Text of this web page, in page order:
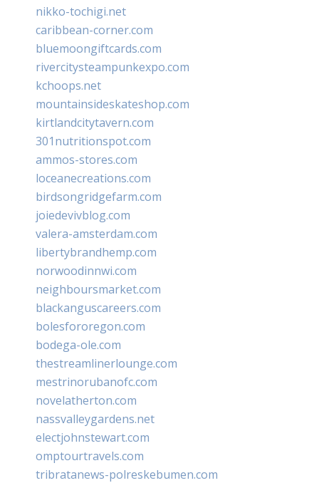
nikko-tochigi.net
caribbean-corner.com
bluemoongiftcards.com
rivercitysteampunkexpo.com
kchoops.net
mountainsideskateshop.com
kirtlandcitytavern.com
301nutritionspot.com
ammos-stores.com
loceanecreations.com
birdsongridgefarm.com
joiedevivblog.com
valera-amsterdam.com
libertybrandhemp.com
norwoodinnwi.com
neighboursmarket.com
blackanguscareers.com
bolesfororegon.com
bodega-ole.com
thestreamlinerlounge.com
mestrinorubanofc.com
novelatherton.com
nassvalleygardens.net
electjohnstewart.com
omptourtravels.com
tribratanews-polreskebumen.com